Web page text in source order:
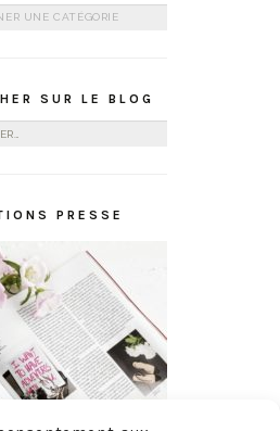
SUR LE BLOG
PRESSE